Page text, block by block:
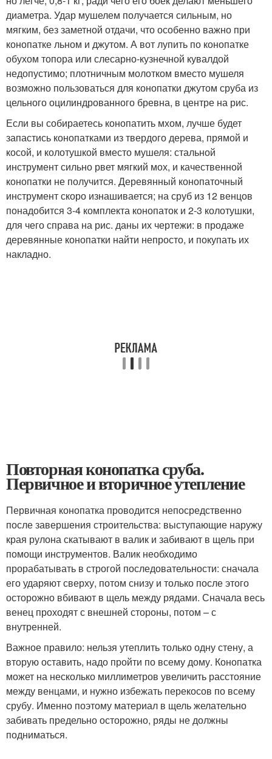
диаметра. Удар мушелем получается сильным, но
мягким, без заметной отдачи, что особенно важно при
конопатке льном и джутом. А вот лупить по конопатке
обухом топора или слесарно-кузнечной кувалдой
недопустимо; плотничным молотком вместо мушеля
возможно пользоваться для конопатки джутом сруба из
цельного оцилиндрованного бревна, в центре на рис.
Если вы собираетесь конопатить мхом, лучше будет
запастись конопатками из твердого дерева, прямой и
косой, и колотушкой вместо мушеля: стальной
инструмент сильно рвет мягкий мох, и качественной
конопатки не получится. Деревянный конопаточный
инструмент скоро изнашивается; на сруб из 12 венцов
понадобится 3-4 комплекта конопаток и 2-3 колотушки,
для чего справа на рис. даны их чертежи: в продаже
деревянные конопатки найти непросто, и покупать их
накладно.
Повторная конопатка сруба.
Первичное и вторичное утепление
Первичная конопатка проводится непосредственно
после завершения строительства: выступающие наружу
края рулона скатывают в валик и забивают в щель при
помощи инструментов. Валик необходимо
прорабатывать в строгой последовательности: сначала
его ударяют сверху, потом снизу и только после этого
осторожно вбивают в щель между рядами. Сначала весь
венец проходят с внешней стороны, потом – с
внутренней.
Важное правило: нельзя утеплить только одну стену, а
вторую оставить, надо пройти по всему дому. Конопатка
может на несколько миллиметров увеличить расстояние
между венцами, и нужно избежать перекосов по всему
срубу. Именно поэтому материал в щель желательно
забивать предельно осторожно, ряды не должны
подниматься.